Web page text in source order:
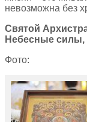
невозможна без
Святой
Небесные силы,
Фото: